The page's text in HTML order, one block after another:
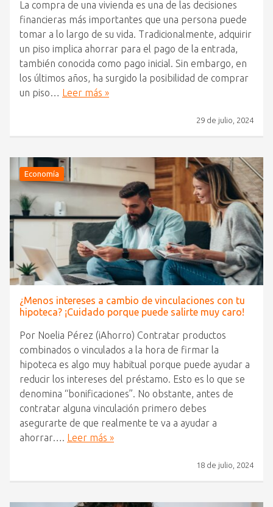
La compra de una vivienda es una de las decisiones
financieras más importantes que una persona puede
tomar a lo largo de su vida. Tradicionalmente, adquirir
un piso implica ahorrar para el pago de la entrada,
también conocida como pago inicial. Sin embargo, en
los últimos años, ha surgido la posibilidad de comprar
un piso… Leer más »
29 de julio, 2024
Economía
¿Menos intereses a cambio de vinculaciones con tu
hipoteca? ¡Cuidado porque puede salirte muy caro!
Por Noelia Pérez (iAhorro) Contratar productos
combinados o vinculados a la hora de firmar la
hipoteca es algo muy habitual porque puede ayudar a
reducir los intereses del préstamo. Esto es lo que se
denomina “bonificaciones”. No obstante, antes de
contratar alguna vinculación primero debes
asegurarte de que realmente te va a ayudar a
ahorrar…. Leer más »
18 de julio, 2024